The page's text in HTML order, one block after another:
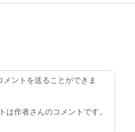
メントを送ることができま
は作者さんのコメントです。